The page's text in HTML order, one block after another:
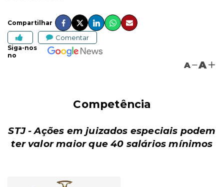
Compartilhar
Comentar
Siga-nos
no
A A
Competência
STJ - Ações em juizados especiais podem
ter valor maior que 40 salários mínimos